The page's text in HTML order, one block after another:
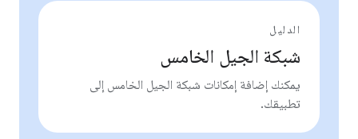
الدليل
شبكة الجيل الخامس
يمكنك إضافة إمكانات شبكة الجيل الخامس إلى
تطبيقك.